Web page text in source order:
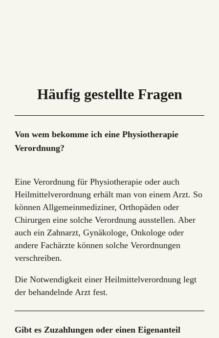
Häufig gestellte Fragen
Von wem bekomme ich eine Physiotherapie
Verordnung?
Eine Verordnung für Physiotherapie oder auch
Heilmittelverordnung erhält man von einem Arzt. So
können Allgemeinmediziner, Orthopäden oder
Chirurgen eine solche Verordnung ausstellen. Aber
auch ein Zahnarzt, Gynäkologe, Onkologe oder
andere Fachärzte können solche Verordnungen
verschreiben.
Die Notwendigkeit einer Heilmittelverordnung legt
der behandelnde Arzt fest.
Gibt es Zuzahlungen oder einen Eigenanteil